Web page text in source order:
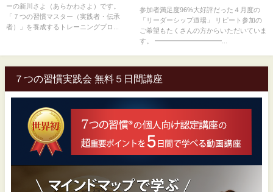
ーの新川さよ（あらかわさよ）です。
「７つの習慣マスター（実践者・伝承
者）」を養成するトレーニングプロ...
参加者満足度96%大好評だった４月度の
「リーダーシップ道場」 リピート参加の
ご希望もたくさんの方からいただいていま
す。 ━━━━━━━━━━...
７つの習慣実践会 無料５日間講座